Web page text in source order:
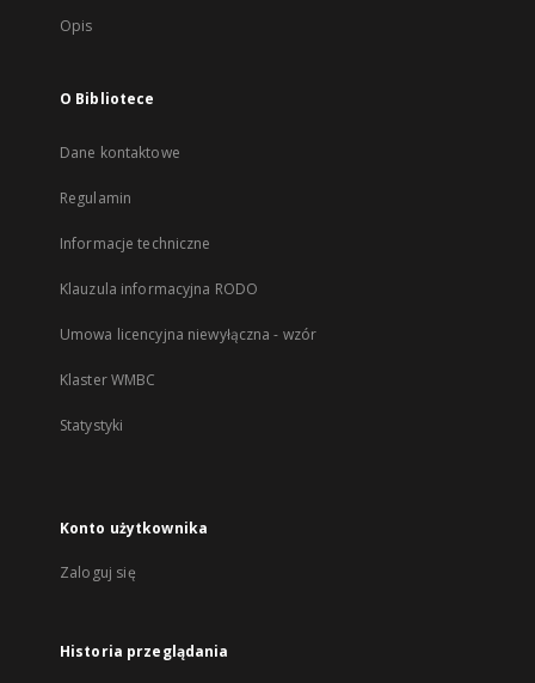
Opis
O Bibliotece
Dane kontaktowe
Regulamin
Informacje techniczne
Klauzula informacyjna RODO
Umowa licencyjna niewyłączna - wzór
Klaster WMBC
Statystyki
Konto użytkownika
Zaloguj się
Historia przeglądania